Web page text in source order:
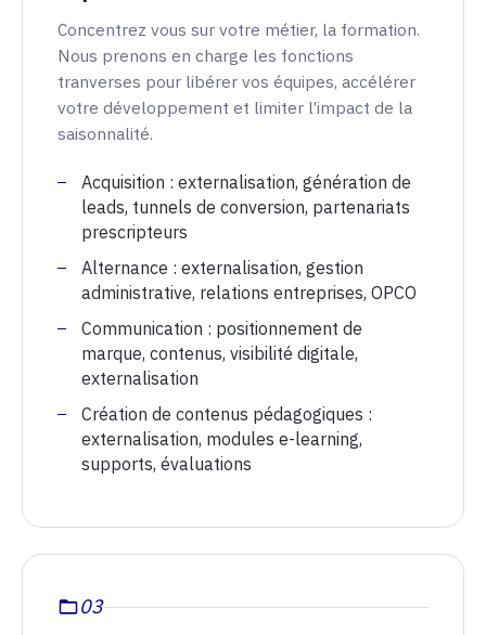
Concentrez vous sur votre métier, la formation.
Nous prenons en charge les fonctions
tranverses pour libérer vos équipes, accélérer
votre développement et limiter l’impact de la
saisonnalité.
Acquisition : externalisation, génération de
leads, tunnels de conversion, partenariats
prescripteurs
Alternance : externalisation, gestion
administrative, relations entreprises, OPCO
Communication : positionnement de
marque, contenus, visibilité digitale,
externalisation
Création de contenus pédagogiques :
externalisation, modules e-learning,
supports, évaluations
03